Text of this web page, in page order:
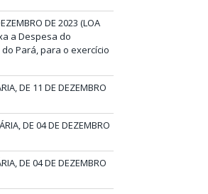
DE 2023 (LOA
a Despesa do
Pará, para o exercício
DE 11 DE DEZEMBRO
DE 04 DE DEZEMBRO
DE 04 DE DEZEMBRO